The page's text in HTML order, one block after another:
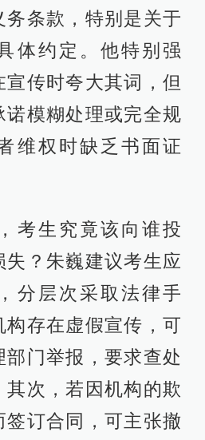
条款，特别是关于
体约定。他特别强
传时夸大其词，但
诺模糊处理或完全规
维权时缺乏书面证
考生究竟该向谁投
？朱巍建议考生应
分层次采取法律手
存在虚假宣传，可
部门举报，要求查处
其次，若因机构的欺
签订合同，可主张撤